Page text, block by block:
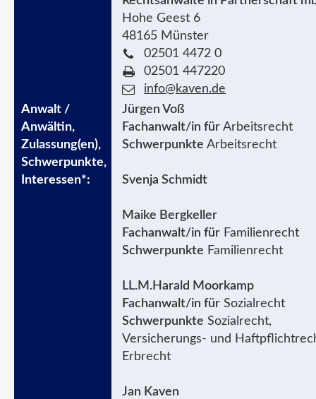
Hohe Geest 6
48165 Münster
02501 4472 0
02501 447220
info@kaven.de
Jürgen Voß
Fachanwalt/in für Arbeitsrecht
Schwerpunkte Arbeitsrecht
Svenja Schmidt
Maike Bergkeller
Fachanwalt/in für Familienrecht
Schwerpunkte Familienrecht
LL.M.Harald Moorkamp
Fachanwalt/in für Sozialrecht
Schwerpunkte Sozialrecht,
Versicherungs- und
Erbrecht
Jan Kaven